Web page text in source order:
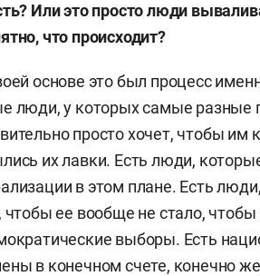
Или это просто люди
что происходит?
основе это был процесс
люди, у которых самые разные
просто хочет, чтобы им
их лавки. Есть люди,
в этом плане. Есть
чтобы ее вообще не стало,
выборы. Есть
в конечном счете, конечно